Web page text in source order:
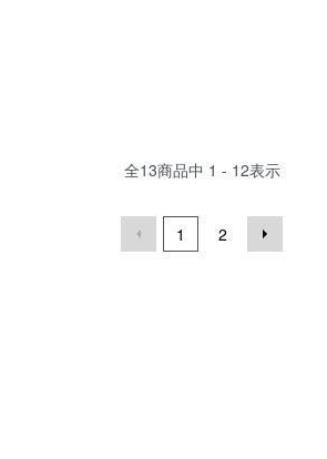
全13商品中 1 - 12表示
1 2